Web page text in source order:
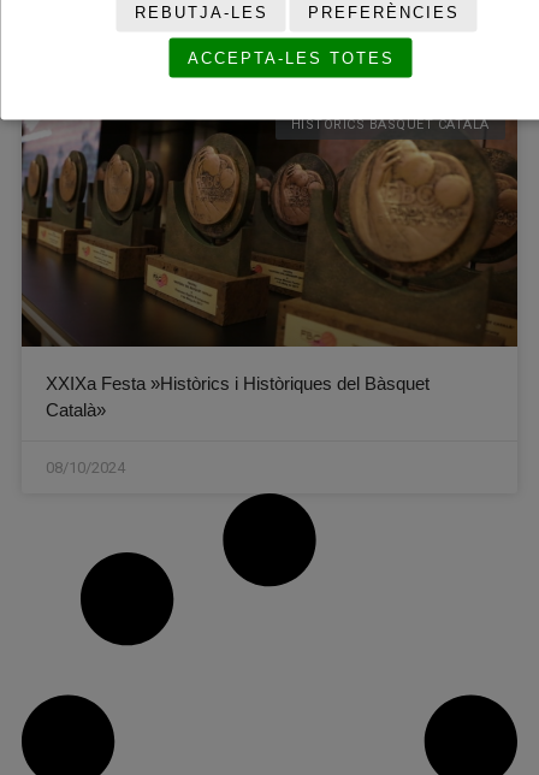
HISTÒRICS BÀSQUET CATALÀ
XXIXa Festa »Històrics i Històriques del Bàsquet
Català»
08/10/2024
REBUTJA-LES PREFERÈNCIES
ACCEPTA-LES TOTES